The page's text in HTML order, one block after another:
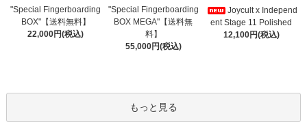
"Special Fingerboarding
BOX"【送料無料】
22,000円(税込)
"Special Fingerboarding
BOX MEGA"【送料無
料】
55,000円(税込)
Joycult x Independ
ent Stage 11 Polished
12,100円(税込)
もっと見る